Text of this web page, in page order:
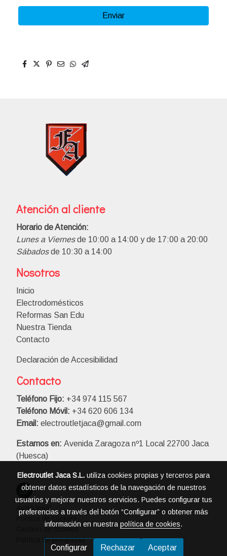
Enviar
Atención al cliente
Horario de Atención:
Lunes a Viernesde 10:00 a 14:00 y de 17:00 a 20:00
Sábadosde 10:30 a 14:00
Nosotros
Inicio
Electrodomésticos
Reformas San Edu
Nuestra Tienda
Contacto
Declaración de Accesibilidad
Contacto
Teléfono Fijo: +34 974 115 567
Teléfono Móvil: +34 620 606 134
Email: electroutletjaca@gmail.com
Estamos en: Avenida Zaragoza nº1 Local 22700 Jaca
(Huesca)
Aviso legal
Política de cookies
Gestión de cookies
Política de privacidad
Electroutlet Jaca S.L. utiliza cookies propias y terceros para
obtener datos estadísticos de la navegación de nuestros
usuarios y mejorar nuestros servicios. Puedes configurar tus
preferencias a través del botón “Configurar” o obtener más
información en nuestra política de cookies.
Configurar Rechazar Aceptar